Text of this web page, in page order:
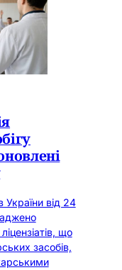
України від 24
що
засобів,